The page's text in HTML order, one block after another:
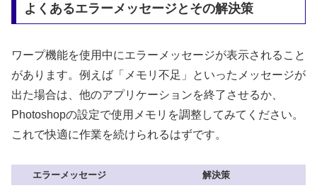
よくあるエラーメッセージとその解決策
ワープ機能を使用中にエラーメッセージが表示されること
があります。例えば「メモリ不足」といったメッセージが
出た場合は、他のアプリケーションを終了させるか、
Photoshopの設定で使用メモリを調整してみてください。
これで快適に作業を続けられるはずです。
エラーメッセージ 解決策